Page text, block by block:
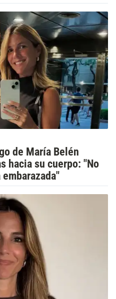
de María Belén
hacia su cuerpo: "No